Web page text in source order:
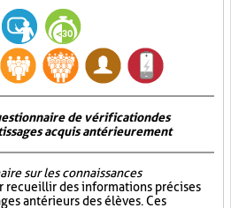
de vérification des
acquis antérieurement
sur les connaissances
recueillir des informations précises
antérieurs des élèves. Ces